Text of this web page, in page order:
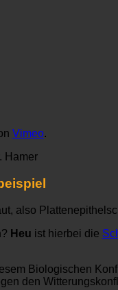
Vimeo.
Hamer
also
Heu ist hierbei die
Biologischen
den